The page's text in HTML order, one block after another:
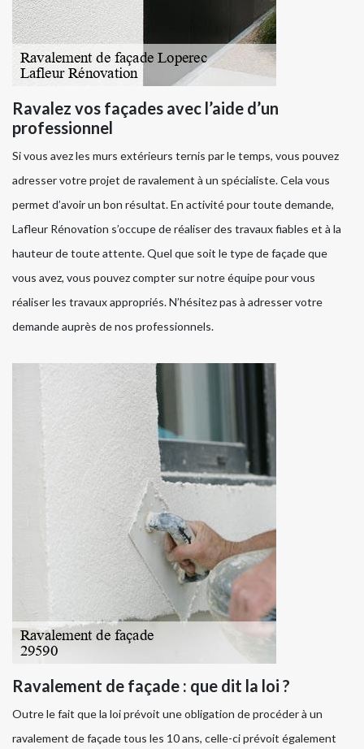
Ravalez vos façades avec l’aide d’un
professionnel
Si vous avez les murs extérieurs ternis par le temps, vous pouvez
adresser votre projet de ravalement à un spécialiste. Cela vous
permet d’avoir un bon résultat. En activité pour toute demande,
Lafleur Rénovation s’occupe de réaliser des travaux fiables et à la
hauteur de toute attente. Quel que soit le type de façade que
vous avez, vous pouvez compter sur notre équipe pour vous
réaliser les travaux appropriés. N’hésitez pas à adresser votre
demande auprès de nos professionnels.
Ravalement de façade : que dit la loi ?
Outre le fait que la loi prévoit une obligation de procéder à un
ravalement de façade tous les 10 ans, celle-ci prévoit également